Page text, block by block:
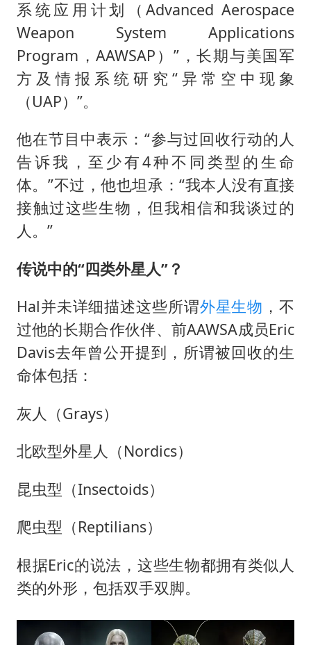
系统应用计划（Advanced Aerospace
Weapon System Applications
Program，AAWSAP）”，长期与美国军
方及情报系统研究“异常空中现象
（UAP）”。
他在节目中表示：“参与过回收行动的人
告诉我，至少有4种不同类型的生命
体。”不过，他也坦承：“我本人没有直接
接触过这些生物，但我相信和我谈过的
人。”
传说中的“四类外星人”？
Hal并未详细描述这些所谓外星生物 ，不
过他的长期合作伙伴、前AAWSA成员Eric
Davis去年曾公开提到，所谓被回收的生
命体包括：
灰人（Grays）
北欧型外星人（Nordics）
昆虫型（Insectoids）
爬虫型（Reptilians）
根据Eric的说法，这些生物都拥有类似人
类的外形，包括双手双脚。